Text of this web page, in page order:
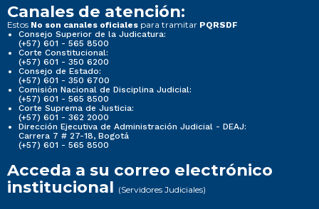
Canales de atención:
Estos No son canales oficiales para tramitar PQRSDF
Consejo Superior de la Judicatura:
(+57) 601 - 565 8500
Corte Constitucional:
(+57) 601 - 350 6200
Consejo de Estado:
(+57) 601 - 350 6700
Comisión Nacional de Disciplina Judicial:
(+57) 601 - 565 8500
Corte Suprema de Justicia:
(+57) 601 - 362 2000
Dirección Ejecutiva de Administración Judicial - DEAJ:
Carrera 7 # 27-18, Bogotá
(+57) 601 - 565 8500
Acceda a su correo electrónico
institucional (Servidores Judiciales)